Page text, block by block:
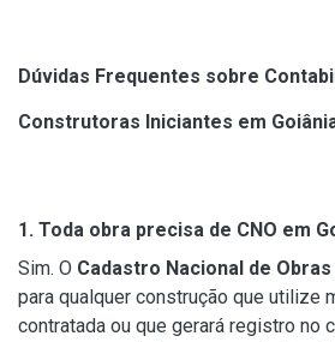
Dúvidas Frequentes sobre
Construtoras Iniciantes em
1. Toda obra precisa de CNO em
Sim. O Cadastro Nacional de Obras
para qualquer construção que utilize
contratada ou que gerará registro no